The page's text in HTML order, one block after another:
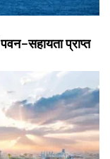
सहायता प्राप्त